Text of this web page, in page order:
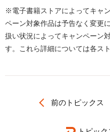
※電子書籍ストアによってキャ
ペーン対象作品は予告なく変更
扱い状況によってキャンペーン
す。これら詳細については各ス
前のトピックス